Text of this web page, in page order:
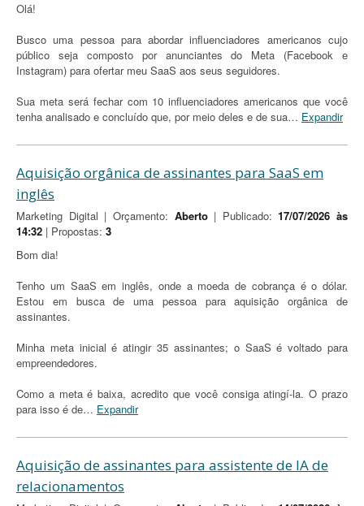
Olá!
Busco uma pessoa para abordar influenciadores americanos cujo
público seja composto por anunciantes do Meta (Facebook e
Instagram) para ofertar meu SaaS aos seus seguidores.
Sua meta será fechar com 10 influenciadores americanos que você
tenha analisado e concluído que, por meio deles e de sua… Expandir
Aquisição orgânica de assinantes para SaaS em
inglês
Marketing Digital | Orçamento: Aberto| Publicado:17/07/2026 às
14:32 | Propostas: 3
Bom dia!
Tenho um SaaS em inglês, onde a moeda de cobrança é o dólar.
Estou em busca de uma pessoa para aquisição orgânica de
assinantes.
Minha meta inicial é atingir 35 assinantes; o SaaS é voltado para
empreendedores.
Como a meta é baixa, acredito que você consiga atingí-la. O prazo
para isso é de… Expandir
Aquisição de assinantes para assistente de IA de
relacionamentos